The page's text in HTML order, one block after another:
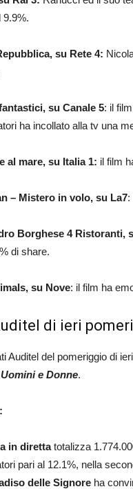
9.9%.
su Rete 4:
su Canale 5: il
ha incollato alla tv una
al mare, su Italia 1: il film
– Mistero in volo, su La7:
Borghese 4 Ristoranti,
di share.
su Nove: il film ha
di ieri
Auditel del pomeriggio di
Uomini e Donne.
in direttatotalizza
pari al 12.1%, nella
delle Signore ha